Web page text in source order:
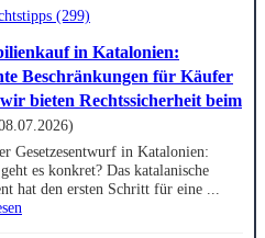
(299)
in Katalonien:
Beschränkungen für Käufer
bieten Rechtssicherheit beim
Gesetzesentwurf in Katalonien:
es konkret? Das katalanische
hat den ersten Schritt für eine ...